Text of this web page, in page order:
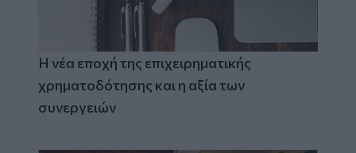
Η νέα εποχή της επιχειρηματικής
χρηματοδότησης και η αξία των
συνεργειών